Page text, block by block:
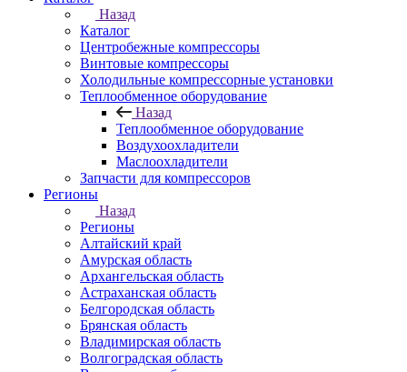
Назад
Каталог
Центробежные компрессоры
Винтовые компрессоры
Холодильные компрессорные установки
Теплообменное оборудование
Назад
Теплообменное оборудование
Воздухоохладители
Маслоохладители
Запчасти для компрессоров
Регионы
Назад
Регионы
Алтайский край
Амурская область
Архангельская область
Астраханская область
Белгородская область
Брянская область
Владимирская область
Волгоградская область